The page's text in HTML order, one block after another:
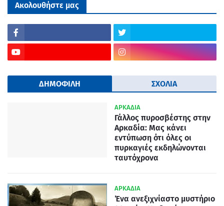
Ακολουθήστε μας
ΔΗΜΟΦΙΛΗ ΣΧΟΛΙΑ
ΑΡΚΑΔΙΑ
Γάλλος πυροσβέστης στην
Αρκαδία: Μας κάνει
εντύπωση ότι όλες οι
πυρκαγιές εκδηλώνονται
ταυτόχρονα
ΑΡΚΑΔΙΑ
Ένα ανεξιχνίαστο μυστήριο